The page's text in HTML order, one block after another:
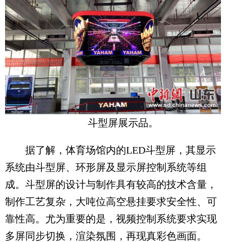
斗型屏展示品。
据了解，体育场馆内的LED斗型屏，其显示
系统由斗型屏、环形屏及显示屏控制系统等组
成。斗型屏的设计与制作具有较高的技术含量，
制作工艺复杂，大吨位高空悬挂要求安全性、可
靠性高。尤为重要的是，视频控制系统要求实现
多屏同步切换，渲染氛围，再现真彩色画面。